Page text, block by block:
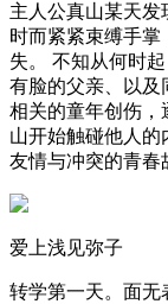
主人公真山某天
时而紧紧束缚手掌
失。 不知从何时
有脸的父亲、以及
相关的童年创伤，
山开始触碰他人
友情与冲突的青春
爱上浅见弥子
转学第一天。面无